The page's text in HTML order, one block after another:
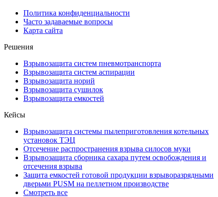
Политика конфиденциальности
Часто задаваемые вопросы
Карта сайта
Решения
Взрывозащита систем пневмотранспорта
Взрывозащита систем аспирации
Взрывозащита норий
Взрывозащита сушилок
Взрывозащита емкостей
Кейсы
Взрывозащита системы пылеприготовления котельных
установок ТЭЦ
Отсечение распространения взрыва силосов муки
Взрывозащита сборника сахара путем освобождения и
отсечения взрыва
Защита емкостей готовой продукции взрыворазрядными
дверьми PUSM на пеллетном производстве
Смотреть все